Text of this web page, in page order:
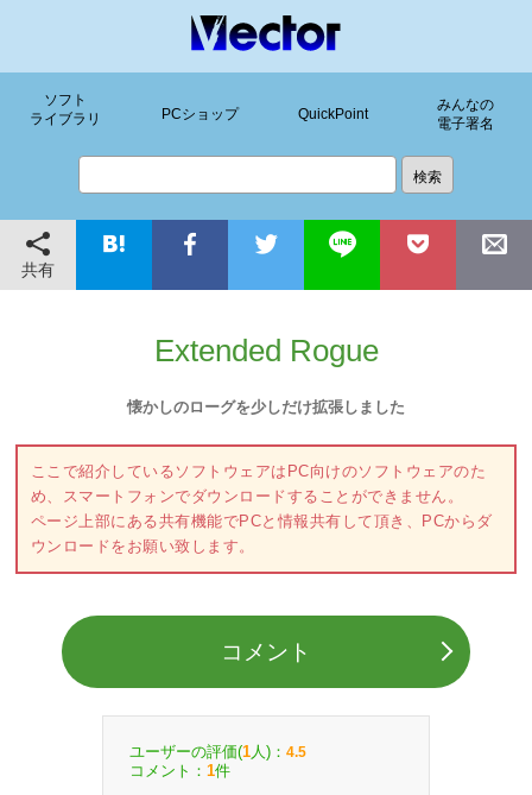
ソフト
ライブラリ
PCショップ QuickPoint
みんなの
電子署名
共有
Extended Rogue
懐かしのローグを少しだけ拡張しました
ここで紹介しているソフトウェアはPC向けのソフトウェアのた
め、スマートフォンでダウンロードすることができません。
ページ上部にある共有機能でPCと情報共有して頂き、PCからダ
ウンロードをお願い致します。
コメント
ユーザーの評価(1 人)： 4.5
コメント： 1件